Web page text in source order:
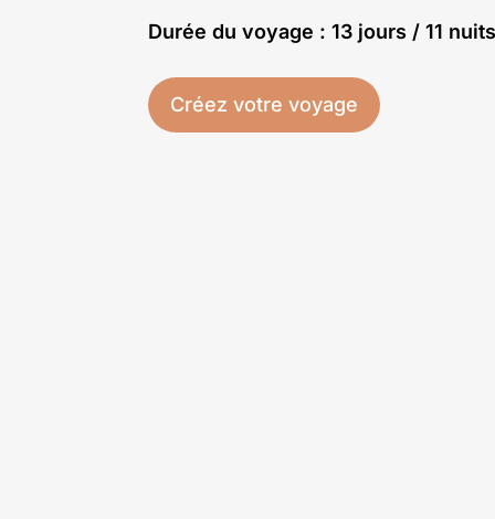
Durée du voyage : 13 jours / 11 nuits
Créez votre voyage